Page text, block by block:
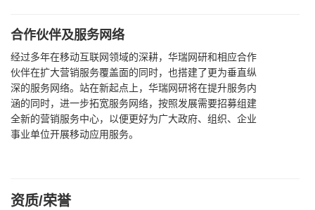
合作伙伴及服务网络
经过多年在移动互联网领域的深耕，华瑞网研和相应合作
伙伴在扩大营销服务覆盖面的同时，也搭建了更为垂直纵
深的服务网络。站在新起点上，华瑞网研将在提升服务内
涵的同时，进一步拓宽服务网络，按照发展需要招募组建
全新的营销服务中心，以便更好为广大政府、组织、企业
事业单位开展移动应用服务。
资质/荣誉